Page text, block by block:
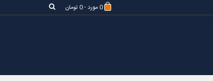
0مورد-0 تومان